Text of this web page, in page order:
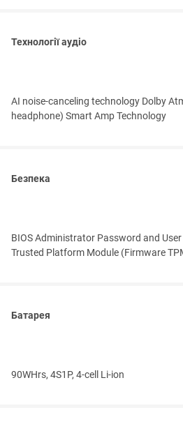
Технології аудіо
AI noise-canceling technology Dolby
headphone) Smart Amp Technology
Безпека
BIOS Administrator Password and
Trusted Platform Module (Firmware
Батарея
90WHrs, 4S1P, 4-cell Li-ion